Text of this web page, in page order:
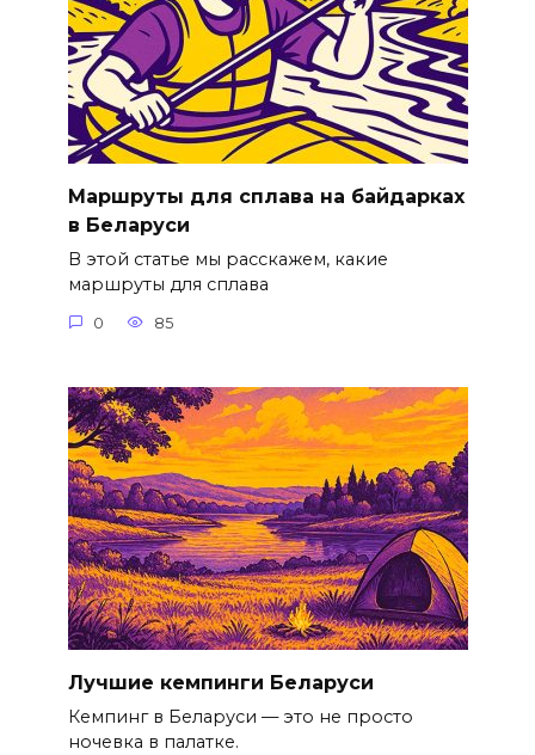
Маршруты для сплава на байдарках
в Беларуси
В этой статье мы расскажем, какие
маршруты для сплава
0 85
Лучшие кемпинги Беларуси
Кемпинг в Беларуси — это не просто
ночевка в палатке.